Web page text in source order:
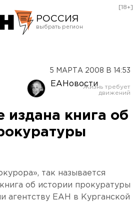
РОССИЯ
Оренбург
[18+]
5 МАРТА 2008 В 14:53
ЕАНовости
издана книга об
так называется
об истории прокуратуры
агентству ЕАН в Курганской